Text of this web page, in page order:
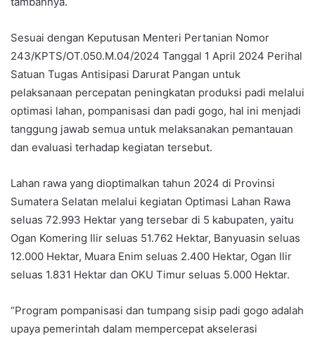
Sesuai dengan Keputusan Menteri Pertanian Nomor
243/KPTS/OT.050.M.04/2024 Tanggal 1 April 2024 Perihal
Satuan Tugas Antisipasi Darurat Pangan untuk
pelaksanaan percepatan peningkatan produksi padi melalui
optimasi lahan, pompanisasi dan padi gogo, hal ini menjadi
tanggung jawab semua untuk melaksanakan pemantauan
dan evaluasi terhadap kegiatan tersebut.
Lahan rawa yang dioptimalkan tahun 2024 di Provinsi
Sumatera Selatan melalui kegiatan Optimasi Lahan Rawa
seluas 72.993 Hektar yang tersebar di 5 kabupaten, yaitu
Ogan Komering Ilir seluas 51.762 Hektar, Banyuasin seluas
12.000 Hektar, Muara Enim seluas 2.400 Hektar, Ogan Ilir
seluas 1.831 Hektar dan OKU Timur seluas 5.000 Hektar.
“Program pompanisasi dan tumpang sisip padi gogo adalah
upaya pemerintah dalam mempercepat akselerasi